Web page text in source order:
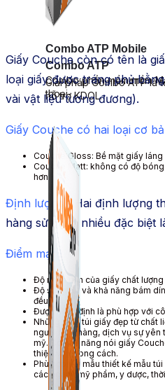
Combo ATP
Giải pháp Combo ATP là
hỗ trợ KDOL.
Combo ATP Mobile
Combo phần mềm mềm
thoại.
Giấy Couche còn có tên là
loại giấy được tráng phủ
vài vật liệu tương đương).
Giấy Couche có hai loại cơ
Couche Gloss: Bề mặt giấy
Couche Matt: không có độ
hơn.
Định lượng :Hai định lượng
hàng sử dụng nhiều đặc biệt
Điểm mạnh :
Độ nhẵn mịn của giấy chất lượng
Độ sáng tốt và khả năng bám
đều.
Được nhận định là phù hợp với
Những mẫu túi giấy đẹp từ chất
người mua hàng, dịch vụ sự yên
mỹ. C
ó khả năng nói giấy
thiệp
và phong cách.
Phù hợp
với mẫu thiết kế mẫu
các ngành mỹ phẩm, y dược,